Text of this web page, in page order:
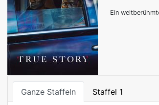
Ein
Ganze Staffeln Staffel 1